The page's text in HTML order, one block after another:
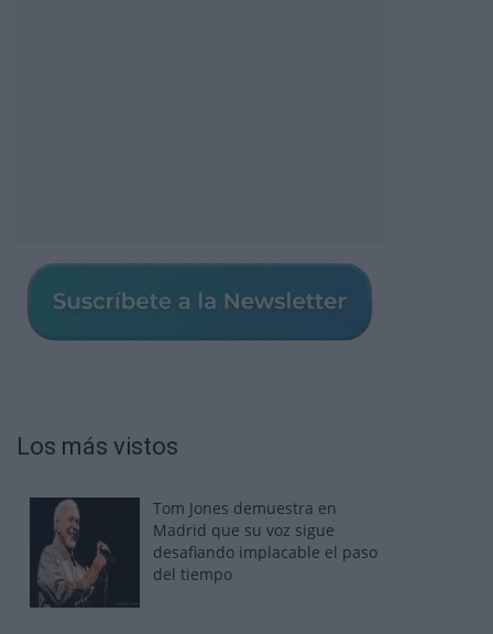
Los más vistos
Tom Jones demuestra en
Madrid que su voz sigue
desafiando implacable el paso
del tiempo